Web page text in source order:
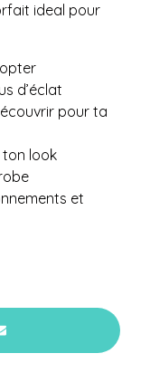
ideal pour
d’éclat
pour ta
look
et